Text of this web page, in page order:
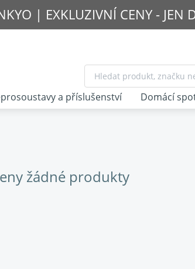
| EXKLUZIVNÍ CENY - JEN
žádné produkty
a příslušenství Domácí